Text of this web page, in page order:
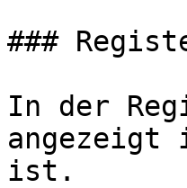
###
In der
angezeigt
ist.